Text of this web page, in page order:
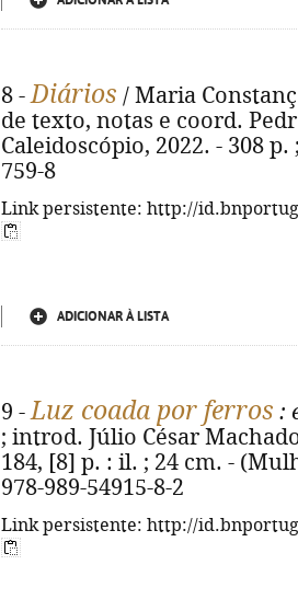
8 -Diários / Maria
de texto, notas e coord.
Caleidoscópio, 2022. - 308 p.
759-8
Link persistente: http://
ADICIONAR À LISTA
9 -Luz coada por ferros :
; introd. Júlio César
184, [8] p. : il. ; 24 cm. -
978-989-54915-8-2
Link persistente: http://